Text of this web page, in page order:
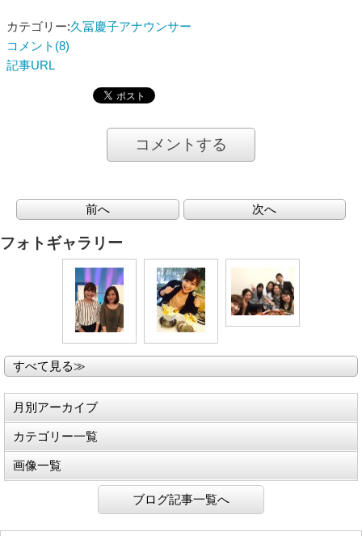
カテゴリー:久冨慶子アナウンサー
コメント(8)
記事URL
コメントする
前へ 次へ
フォトギャラリー
すべて見る≫
月別アーカイブ
カテゴリー一覧
画像一覧
ブログ記事一覧へ